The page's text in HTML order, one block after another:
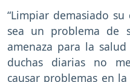
“Limpiar demasiado
sea un problema de
amenaza para la
duchas diarias no
causar problemas en